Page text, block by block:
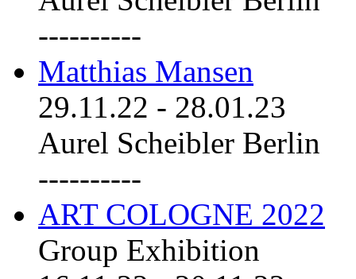
----------
Matthias Mansen
29.11.22 - 28.01.23
Aurel Scheibler Berlin
----------
ART COLOGNE 2022
Group Exhibition